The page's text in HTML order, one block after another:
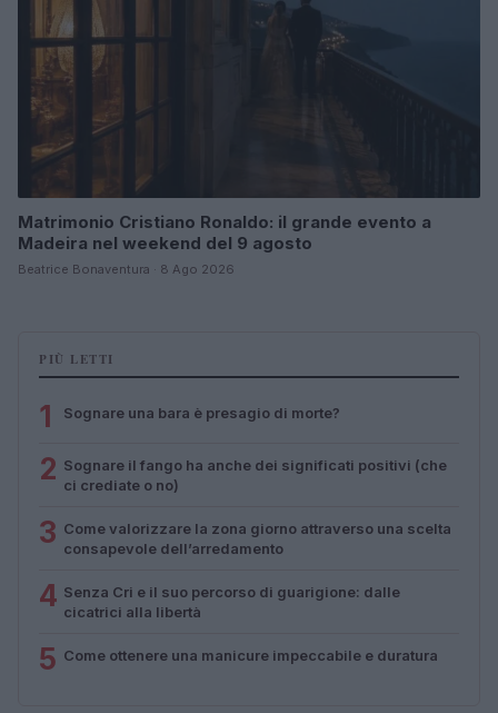
Matrimonio Cristiano Ronaldo: il grande evento a
Madeira nel weekend del 9 agosto
Beatrice Bonaventura · 8 Ago 2026
PIÙ LETTI
1 Sognare una bara è presagio di morte?
2 Sognare il fango ha anche dei significati positivi (che
ci crediate o no)
3 Come valorizzare la zona giorno attraverso una scelta
consapevole dell’arredamento
4 Senza Cri e il suo percorso di guarigione: dalle
cicatrici alla libertà
5 Come ottenere una manicure impeccabile e duratura